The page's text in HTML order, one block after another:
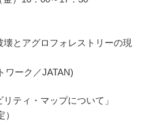
とアグロフォレストリーの現
ワーク／JATAN)
ティ・マップについて」